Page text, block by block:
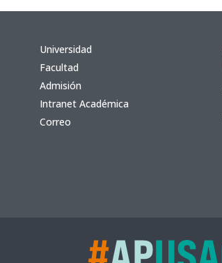
Universidad
Facultad
Admisión
Intranet Académica
Correo